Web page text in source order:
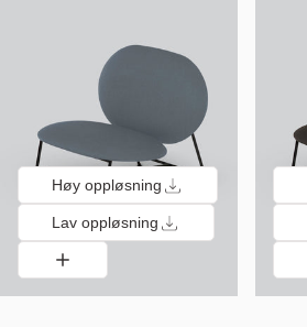
Høy oppløsning
Lav oppløsning